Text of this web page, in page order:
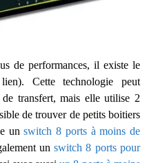
de performances, il existe le
Cette technologie peut
transfert, mais elle utilise 2
de trouver de petits boitiers
unswitch 8 ports à moins de
unswitch 8 ports pour